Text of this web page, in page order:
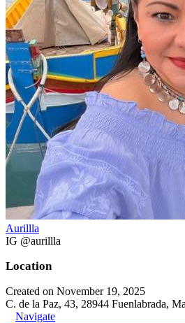
Aurillla
IG @aurillla
Location
Created on November 19, 2025
C. de la Paz, 43, 28944 Fuenlabrada,
Navigate